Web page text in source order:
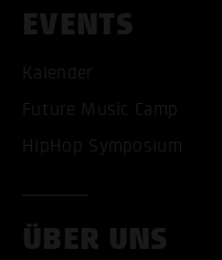
EVENTS
Kalender
Future Music Camp
HipHop Symposium
ÜBER UNS